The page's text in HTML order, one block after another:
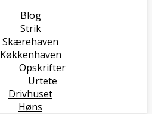
Blog
Strik
Skærehaven
Køkkenhaven
Opskrifter
Urtete
Drivhuset
Høns